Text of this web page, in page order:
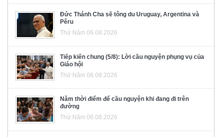
Đức Thánh Cha sẽ tông du Uruguay, Argentina và
Pêru
Thứ Năm 06.08.2026
Tiếp kiến chung (5/8): Lời cầu nguyện phụng vụ của
Giáo hội
Thứ Năm 06.08.2026
Năm thời điểm để cầu nguyện khi đang đi trên
đường
Thứ Năm 06.08.2026